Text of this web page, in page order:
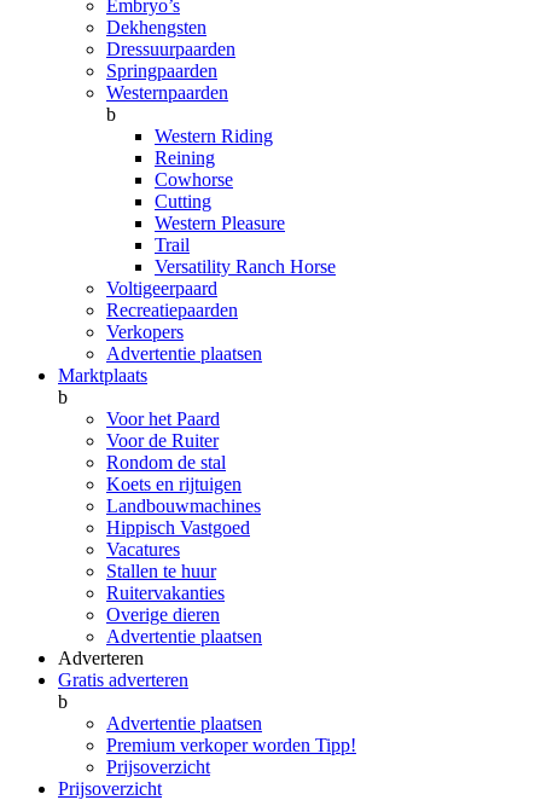
Embryo’s
Dekhengsten
Dressuurpaarden
Springpaarden
Westernpaarden
b
Western Riding
Reining
Cowhorse
Cutting
Western Pleasure
Trail
Versatility Ranch Horse
Voltigeerpaard
Recreatiepaarden
Verkopers
Advertentie plaatsen
Marktplaats
b
Voor het Paard
Voor de Ruiter
Rondom de stal
Koets en rijtuigen
Landbouwmachines
Hippisch Vastgoed
Vacatures
Stallen te huur
Ruitervakanties
Overige dieren
Advertentie plaatsen
Adverteren
Gratis adverteren
b
Advertentie plaatsen
Premium verkoper worden Tipp!
Prijsoverzicht
Prijsoverzicht